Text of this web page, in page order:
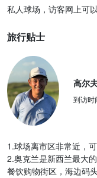
私人球场，访客网上可
旅行贴士
高尔
到访时
1.球场离市区非常近，
2.奥克兰是新西兰最大
餐饮购物街区，海边码